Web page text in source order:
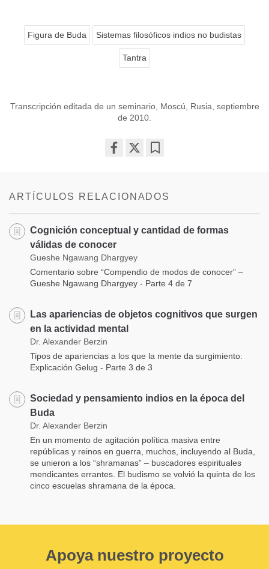
Figura de Buda Sistemas filosóficos indios no budistas
Tantra
Transcripción editada de un seminario, Moscú, Rusia, septiembre
de 2010.
ARTÍCULOS RELACIONADOS
Cognición conceptual y cantidad de formas
válidas de conocer
Gueshe Ngawang Dhargyey
Comentario sobre “Compendio de modos de conocer” –
Gueshe Ngawang Dhargyey - Parte 4 de 7
Las apariencias de objetos cognitivos que surgen
en la actividad mental
Dr. Alexander Berzin
Tipos de apariencias a los que la mente da surgimiento:
Explicación Gelug - Parte 3 de 3
Sociedad y pensamiento indios en la época del
Buda
Dr. Alexander Berzin
En un momento de agitación política masiva entre
repúblicas y reinos en guerra, muchos, incluyendo al Buda,
se unieron a los “shramanas” – buscadores espirituales
mendicantes errantes. El budismo se volvió la quinta de los
cinco escuelas shramana de la época.
Apoya nuestro proyecto